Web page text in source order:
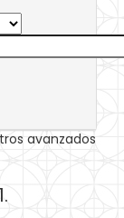
avanzados